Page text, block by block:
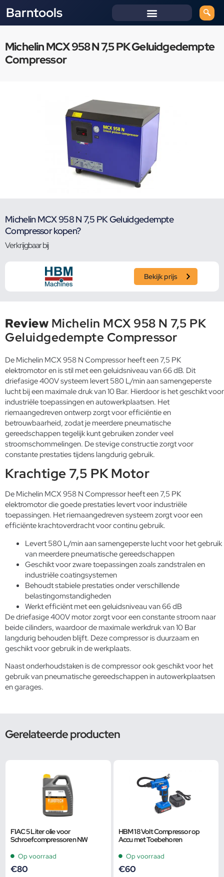
Barntools
Michelin MCX 958 N 7,5 PK Geluidgedempte
Compressor
Michelin MCX 958 N 7,5 PK Geluidgedempte
Compressor kopen?
Verkrijgbaar bij
Bekijk prijs
Review Michelin MCX 958 N 7,5 PK
Geluidgedempte Compressor
De Michelin MCX 958 N Compressor heeft een 7,5 PK
elektromotor en is stil met een geluidsniveau van 66 dB. Dit
driefasige 400V systeem levert 580 L/min aan samengeperste
lucht bij een maximale druk van 10 Bar. Hierdoor is het geschikt voor
industriële toepassingen en autowerkplaatsen. Het
riemaangedreven ontwerp zorgt voor efficiëntie en
betrouwbaarheid, zodat je meerdere pneumatische
gereedschappen tegelijk kunt gebruiken zonder veel
stroomschommelingen. De stevige constructie zorgt voor
constante prestaties tijdens langdurig gebruik.
Krachtige 7,5 PK Motor
De Michelin MCX 958 N Compressor heeft een 7,5 PK
elektromotor die goede prestaties levert voor industriële
toepassingen. Het riemaangedreven systeem zorgt voor een
efficiënte krachtoverdracht voor continu gebruik.
Levert 580 L/min aan samengeperste lucht voor het gebruik
van meerdere pneumatische gereedschappen
Geschikt voor zware toepassingen zoals zandstralen en
industriële coatingsystemen
Behoudt stabiele prestaties onder verschillende
belastingomstandigheden
Werkt efficiënt met een geluidsniveau van 66 dB
De driefasige 400V motor zorgt voor een constante stroom naar
beide cilinders, waardoor de maximale werkdruk van 10 Bar
langdurig behouden blijft. Deze compressor is duurzaam en
geschikt voor gebruik in de werkplaats.
Naast onderhoudstaken is de compressor ook geschikt voor het
gebruik van pneumatische gereedschappen in autowerkplaatsen
en garages.
Gerelateerde producten
FIAC 5 Liter olie voor
Schroefcompressoren NW
Op voorraad
€80
HBM 18 Volt Compressor op
Accu met Toebehoren
Op voorraad
€60